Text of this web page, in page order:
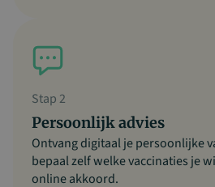
Stap 2
Persoonlijk advies
Ontvang digitaal je persoonlijke
bepaal zelf welke vaccinaties je
online akkoord.